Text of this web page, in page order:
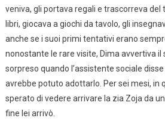
veniva, gli portava regali e trascorreva del
libri, giocava a giochi da tavolo, gli
anche se i suoi primi tentativi erano
nonostante le rare visite, Dima avvertiva
sorpreso quando l’assistente sociale
avrebbe potuto adottarlo. Per sei mesi, in
sperato di vedere arrivare la zia Zoja da
fine lei arrivò.